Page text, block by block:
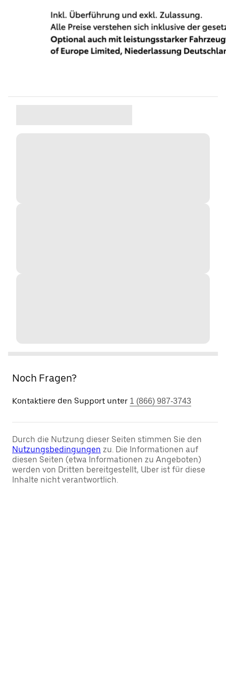
Noch Fragen?
Kontaktiere den Support unter 1 (866) 987-3743
Durch die Nutzung dieser Seiten stimmen Sie den
Nutzungsbedingungen zu. Die Informationen auf
diesen Seiten (etwa Informationen zu Angeboten)
werden von Dritten bereitgestellt, Uber ist für diese
Inhalte nicht verantwortlich.